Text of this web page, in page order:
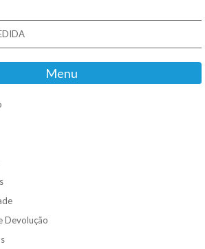
Menu
Devolução